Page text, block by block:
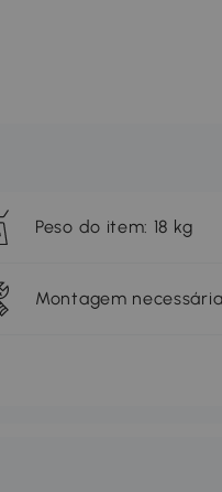
Peso do item: 18 kg
Montagem